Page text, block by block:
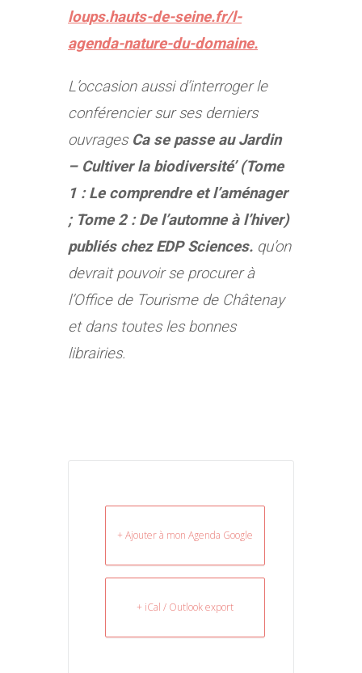
loups.hauts-de-seine.fr/l-
agenda-nature-du-domaine.
L’occasion aussi d’interroger le
conférencier sur ses derniers
ouvrages Ca se passe au Jardin
– Cultiver la biodiversité’ (Tome
1 : Le comprendre et l’aménager
; Tome 2 : De l’automne à l’hiver)
publiés chez EDP Sciences. qu’on
devrait pouvoir se procurer à
l’Office de Tourisme de Châtenay
et dans toutes les bonnes
librairies.
+ Ajouter à mon Agenda Google
+ iCal / Outlook export